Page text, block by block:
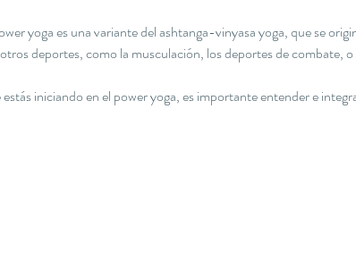
yoga es una variante del ashtanga-vinyasa yoga, que se
deportes, como la musculación, los deportes de combate,
estás iniciando en el power yoga, es importante entender e